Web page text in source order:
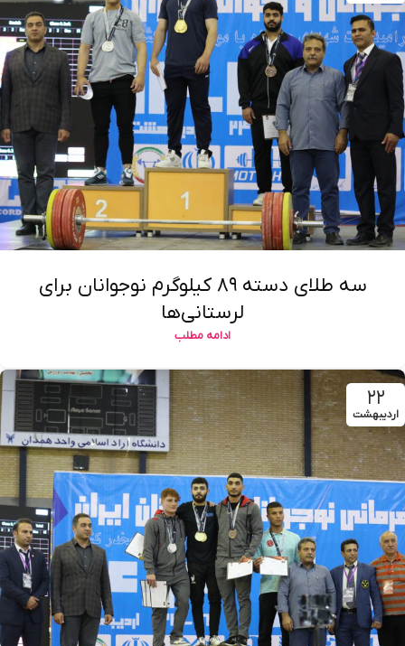
سه طلای دسته ۸۹ کیلوگرم نوجوانان برای
لرستانی‌ها
ادامه مطلب
۲۲
اردیبهشت